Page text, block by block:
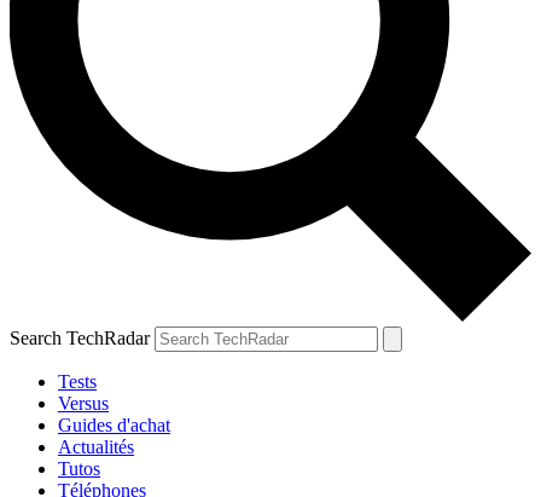
Search TechRadar
Tests
Versus
Guides d'achat
Actualités
Tutos
Téléphones